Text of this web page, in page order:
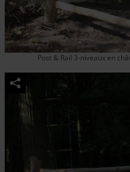
Post & Rail 3-niveaux en